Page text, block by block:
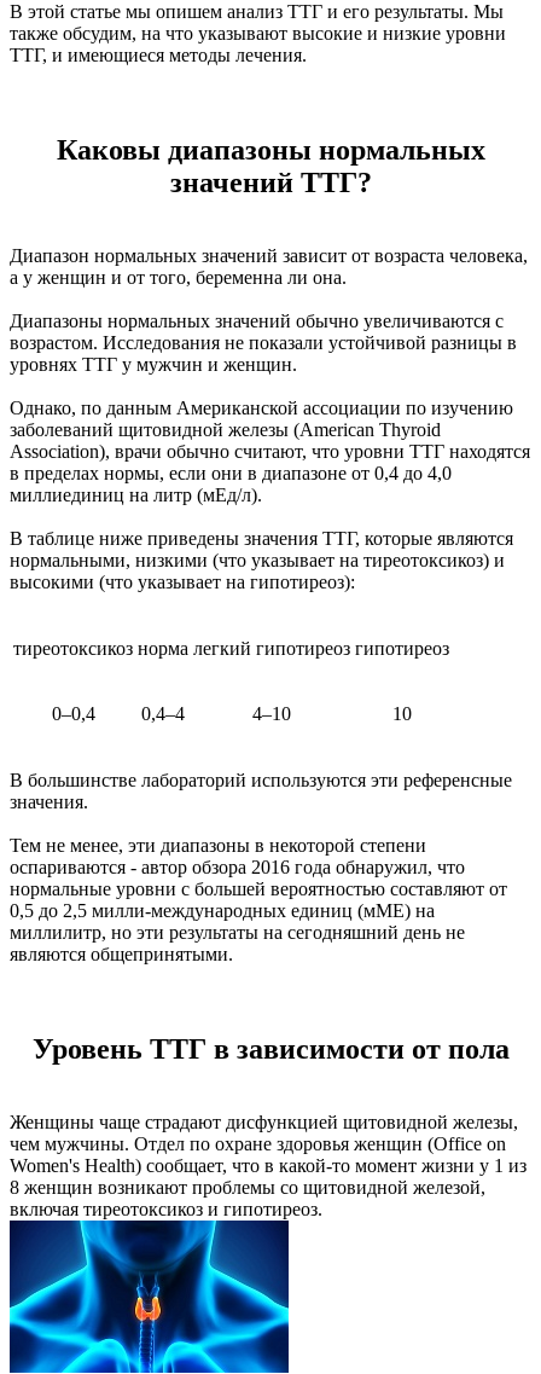
В этой статье мы опишем анализ ТТГ и его результаты. Мы
также обсудим, на что указывают высокие и низкие уровни
ТТГ, и имеющиеся методы лечения.
Каковы диапазоны нормальных
значений ТТГ?
Диапазон нормальных значений зависит от возраста человека,
а у женщин и от того, беременна ли она.
Диапазоны нормальных значений обычно увеличиваются с
возрастом. Исследования не показали устойчивой разницы в
уровнях ТТГ у мужчин и женщин.
Однако, по данным Американской ассоциации по изучению
заболеваний щитовидной железы (American Thyroid
Association), врачи обычно считают, что уровни ТТГ находятся
в пределах нормы, если они в диапазоне от 0,4 до 4,0
миллиединиц на литр (мЕд/л).
В таблице ниже приведены значения ТТГ, которые являются
нормальными, низкими (что указывает на тиреотоксикоз) и
высокими (что указывает на гипотиреоз):
тиреотоксикоз норма легкий гипотиреоз гипотиреоз
0–0,4 0,4–4 4–10 10
В большинстве лабораторий используются эти референсные
значения.
Тем не менее, эти диапазоны в некоторой степени
оспариваются - автор обзора 2016 года обнаружил, что
нормальные уровни с большей вероятностью составляют от
0,5 до 2,5 милли-международных единиц (мМЕ) на
миллилитр, но эти результаты на сегодняшний день не
являются общепринятыми.
Уровень ТТГ в зависимости от пола
Женщины чаще страдают дисфункцией щитовидной железы,
чем мужчины. Отдел по охране здоровья женщин (Office on
Women's Health) сообщает, что в какой-то момент жизни у 1 из
8 женщин возникают проблемы со щитовидной железой,
включая тиреотоксикоз и гипотиреоз.